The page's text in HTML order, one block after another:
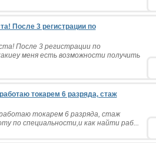
После 3 регистрации по
После 3 регистрации по
меня есть возможности получить
токарем 6 разряда, стаж
токарем 6 разряда, стаж
по специальности,и как найти раб...